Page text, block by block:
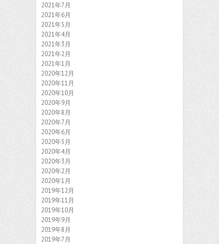
2021年7月
2021年6月
2021年5月
2021年4月
2021年3月
2021年2月
2021年1月
2020年12月
2020年11月
2020年10月
2020年9月
2020年8月
2020年7月
2020年6月
2020年5月
2020年4月
2020年3月
2020年2月
2020年1月
2019年12月
2019年11月
2019年10月
2019年9月
2019年8月
2019年7月